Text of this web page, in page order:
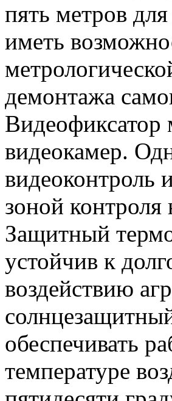
пять метров
иметь
демонтажа
Видеофиксатор
видеокамер.
видеоконтроль
зоной
Защитный
устойчив к
воздействию
обеспечивать
температуре